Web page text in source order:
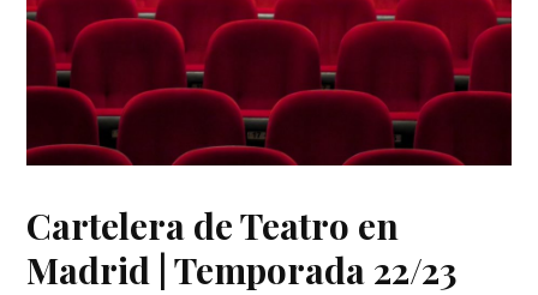
Cartelera de Teatro en
Madrid | Temporada 22/23